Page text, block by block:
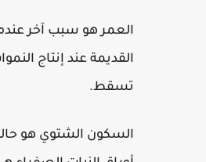
العمر هو سبب آخر
القديمة عند إنتاج
تسقط.
السكون الشتوي هو